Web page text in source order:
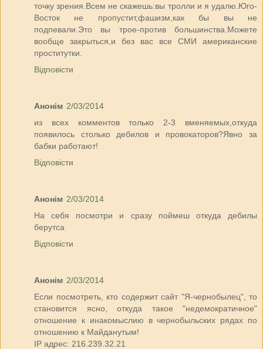
точку зрения.Всем не скажешь:вы тролли и я удалю.Юго-
Восток не пропустит,фашизм,как бы вы не
подпевали.Это вы трое-против большинства.Можете
вообще закрыться,и без вас все СМИ американские
проститутки.
Відповісти
Анонім 2/03/2014
из всех комментов только 2-3 вменяемых,откуда
появилось столько дебилов и провокаторов?Явно за
бабки работают!
Відповісти
Анонім 2/03/2014
На себя посмотри и сразу поймеш откуда дебилы
берутса
Відповісти
Анонім 2/03/2014
Если посмотреть, кто содержит сайт "Я-чернобылец", то
становится ясно, откуда такое "недемократичное"
отношение к инакомыслию в чернобыльских рядах по
отношению к Майданутым!
IP адрес: 216.239.32.21